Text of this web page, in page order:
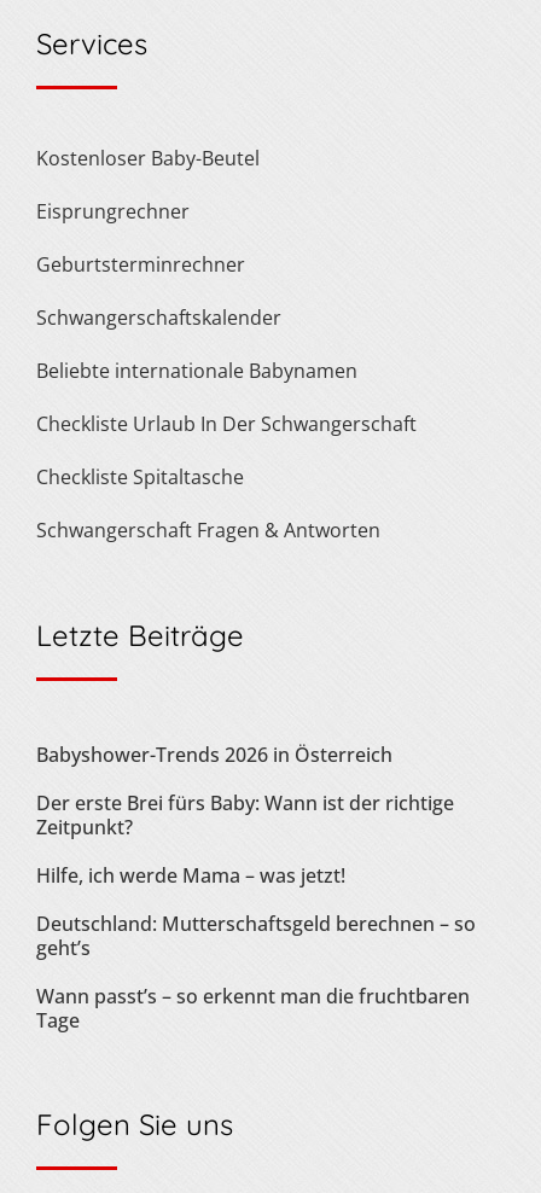
Services
Kostenloser Baby-Beutel
Eisprungrechner
Geburtsterminrechner
Schwangerschaftskalender
Beliebte internationale Babynamen
Checkliste Urlaub In Der Schwangerschaft
Checkliste Spitaltasche
Schwangerschaft Fragen & Antworten
Letzte Beiträge
Babyshower-Trends 2026 in Österreich
Der erste Brei fürs Baby: Wann ist der richtige
Zeitpunkt?
Hilfe, ich werde Mama – was jetzt!
Deutschland: Mutterschaftsgeld berechnen – so
geht’s
Wann passt’s – so erkennt man die fruchtbaren
Tage
Folgen Sie uns